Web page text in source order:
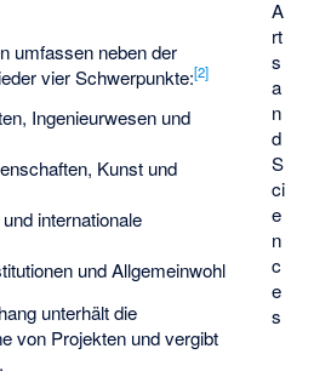
A
rt
s
a
n
d
S
ci
e
n
c
e
s
umfassen neben der
vier Schwerpunkte:[2]
Ingenieurwesen und
Kunst und
internationale
und Allgemeinwohl
unterhält die
von Projekten und vergibt